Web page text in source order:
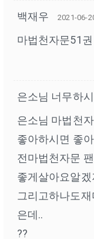
백재우 2021-06-
마법천자문51
은소님 너무하
은소님 마법천
좋아하시면 좋
전마법천자문
좋게살아요알겠
그리고하나도
은데..
??